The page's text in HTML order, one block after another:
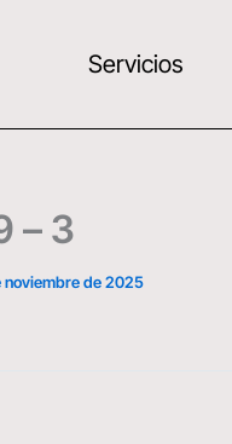
Servicios
– 3
noviembre de 2025